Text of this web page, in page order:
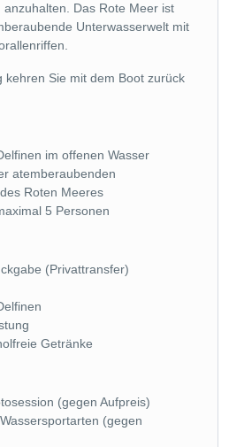
Das Rote Meer ist
Unterwasserwelt mit
kehren Sie mit dem Boot zurück
im offenen Wasser
atemberaubenden
Roten Meeres
5 Personen
(Privattransfer)
Getränke
(gegen Aufpreis)
(gegen